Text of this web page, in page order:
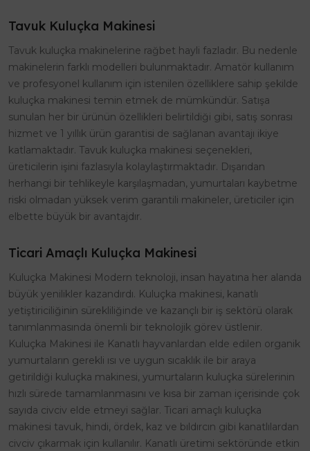
Tavuk Kuluçka Makinesi
Tavuk kuluçka makinelerine rağbet hayli fazladır. Bu nedenle
makinelerin farklı modelleri bulunmaktadır. Amatör kullanım
ve profesyonel kullanım için istenilen özelliklere sahip şekilde
kuluçka makinesi temin etmek de mümkündür. Satışa
sunulan her bir ürünün özellikleri belirtildiği gibi, satış sonrası
hizmet ve 1 yıllık ürün garantisi de sağlanan avantajı ikiye
katlamaktadır. Tavuk kuluçka makinesi seçenekleri,
üreticilerin işini fazlasıyla kolaylaştırmaktadır. Dışarıdan
herhangi bir tehlikeyle karşılaşmadan, yumurtaları kaybetme
riski olmadan yüksek verim garantili makineler, üreticiler için
elbette büyük bir avantajdır.
Ticari Amaçlı Kuluçka Makinesi
Kuluçka Makinesi Modern teknoloji, insan hayatına her alanda
büyük yenilikler kazandırdı. Kuluçka makinesi, kanatlı
yetiştiriciliğinin sürekliliğinde ve kazançlı bir iş sektörü olarak
tanımlanmasında önemli bir teknolojik görev üstlenir.
Kuluçka Makinesi ile Kanatlı hayvanlardan elde edilen organik
yumurtaların gerekli ısı ve uygun sıcaklık ile bir araya
getirildiği kuluçka makinesi, yumurtaların kuluçka sürelerinin
hızlı sürede tamamlanmasını ve kısa bir zaman içerisinde çok
sayıda civciv elde etmeyi sağlar. Ticari amaçlı kuluçka
makinesi tavuk, hindi, ördek, kaz ve bıldırcın gibi kanatlılardan
civciv çıkarmak için kullanılır. Kanatlı üretimi sektöründe etkin